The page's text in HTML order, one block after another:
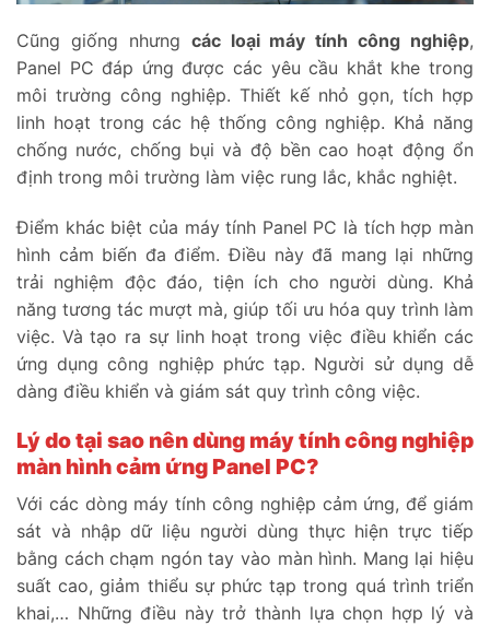
Cũng giống nhưng các loại máy tính công nghiệp,
Panel PC đáp ứng được các yêu cầu khắt khe trong
môi trường công nghiệp. Thiết kế nhỏ gọn, tích hợp
linh hoạt trong các hệ thống công nghiệp. Khả năng
chống nước, chống bụi và độ bền cao hoạt động ổn
định trong môi trường làm việc rung lắc, khắc nghiệt.
Điểm khác biệt của máy tính Panel PC là tích hợp màn
hình cảm biến đa điểm. Điều này đã mang lại những
trải nghiệm độc đáo, tiện ích cho người dùng. Khả
năng tương tác mượt mà, giúp tối ưu hóa quy trình làm
việc. Và tạo ra sự linh hoạt trong việc điều khiển các
ứng dụng công nghiệp phức tạp. Người sử dụng dễ
dàng điều khiển và giám sát quy trình công việc.
Lý do tại sao nên dùng máy tính công nghiệp
màn hình cảm ứng Panel PC?
Với các dòng máy tính công nghiệp cảm ứng, để giám
sát và nhập dữ liệu người dùng thực hiện trực tiếp
bằng cách chạm ngón tay vào màn hình. Mang lại hiệu
suất cao, giảm thiểu sự phức tạp trong quá trình triển
khai,… Những điều này trở thành lựa chọn hợp lý và